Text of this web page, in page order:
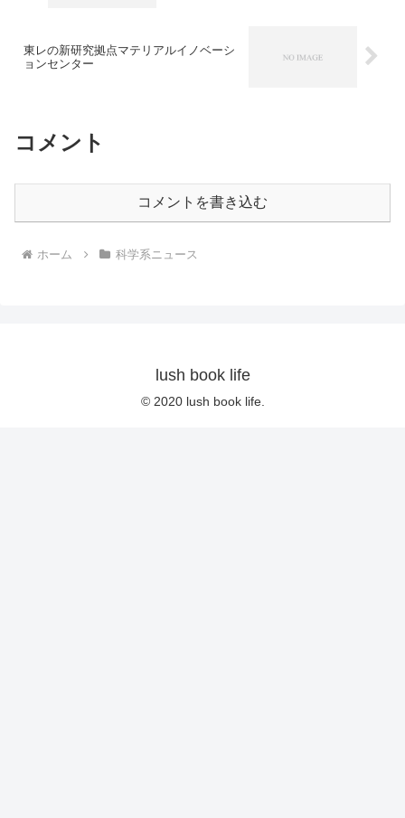
東レの新研究拠点マテリアルイノベーシ
ョンセンター
コメント
コメントを書き込む
ホーム 科学系ニュース
lush book life
© 2020 lush book life.